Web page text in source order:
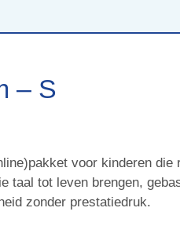
– S
voor kinderen die
taal tot leven brengen,
zonder prestatiedruk.